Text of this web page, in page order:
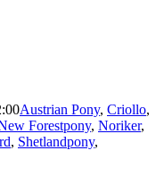
Austrian Pony, Criollo,
Forestpony, Noriker,
, Shetlandpony,